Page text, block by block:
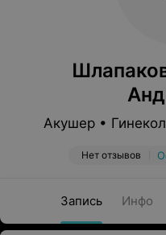
Акушер •
Нет отзывов
Запись Инфо